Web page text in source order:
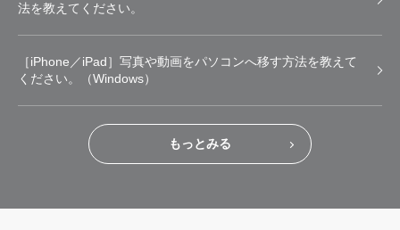
法を教えてください。
［iPhone／iPad］写真や動画をパソコンへ移す方法を教えて
ください。（Windows）
もっとみる